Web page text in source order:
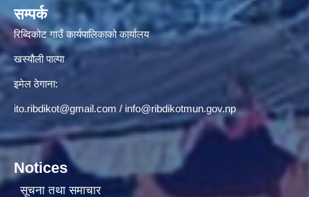
सम्पर्क
रिब्दिकोट गाउँ कार्यपालिकाको कार्यालय
खस्यौली पाल्पा
इमेल ठेगाना:
ito.ribdikot@gmail.com / info@ribdikotmun.gov.np
Notices
सूचना तथा समाचार